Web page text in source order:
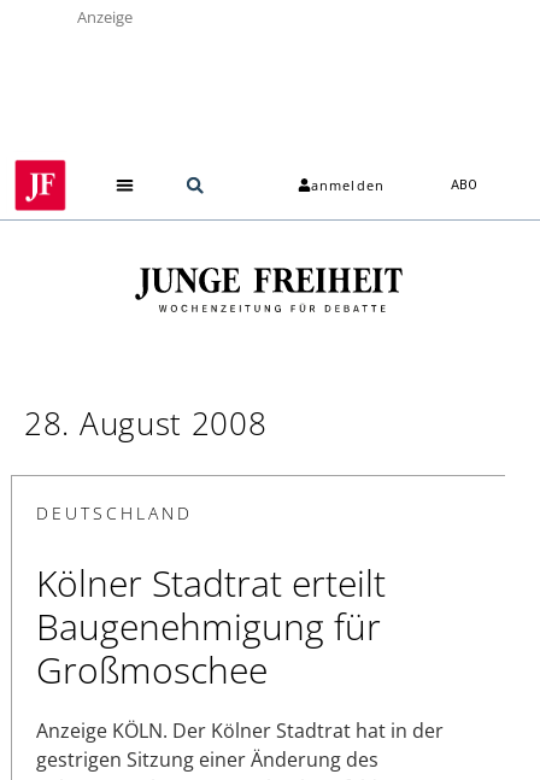
Anzeige
anmelden ABO
28. August 2008
DEUTSCHLAND
Kölner Stadtrat erteilt
Baugenehmigung für
Großmoschee
Anzeige KÖLN. Der Kölner Stadtrat hat in der
gestrigen Sitzung einer Änderung des